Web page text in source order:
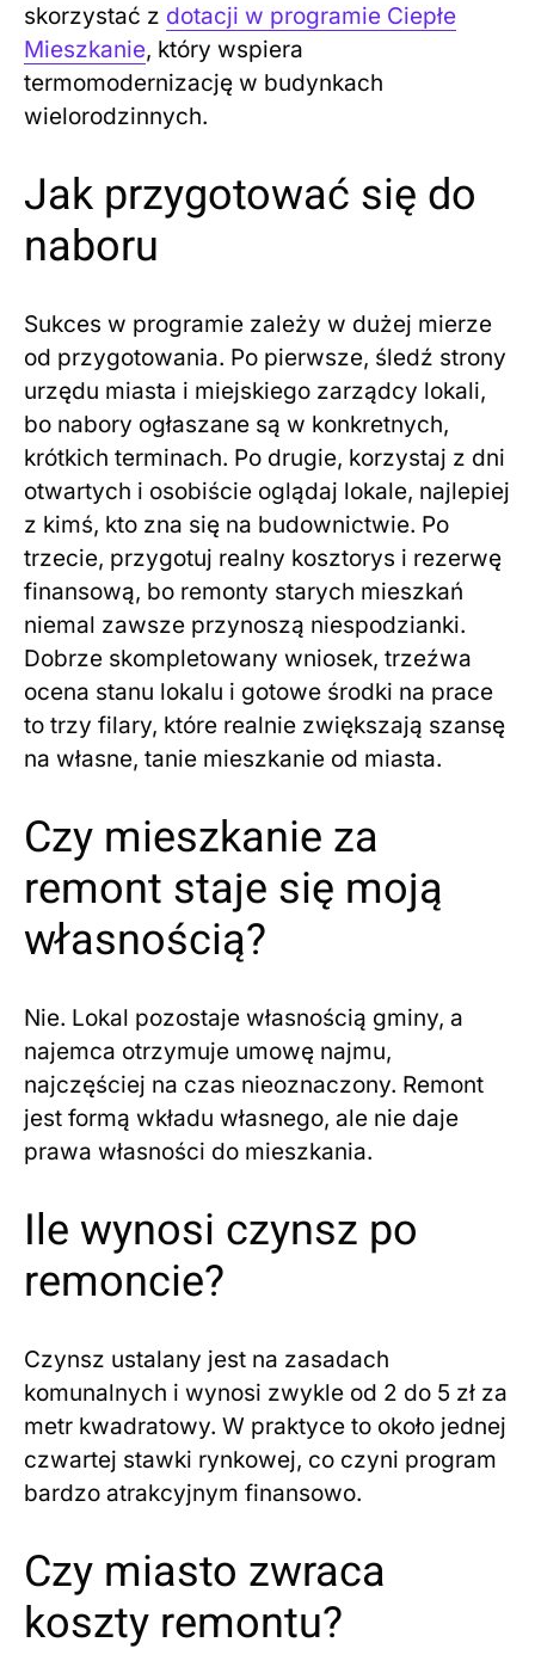
skorzystać z dotacji w programie Ciepłe
Mieszkanie, który wspiera
termomodernizację w budynkach
wielorodzinnych.
Jak przygotować się do
naboru
Sukces w programie zależy w dużej mierze
od przygotowania. Po pierwsze, śledź strony
urzędu miasta i miejskiego zarządcy lokali,
bo nabory ogłaszane są w konkretnych,
krótkich terminach. Po drugie, korzystaj z dni
otwartych i osobiście oglądaj lokale, najlepiej
z kimś, kto zna się na budownictwie. Po
trzecie, przygotuj realny kosztorys i rezerwę
finansową, bo remonty starych mieszkań
niemal zawsze przynoszą niespodzianki.
Dobrze skompletowany wniosek, trzeźwa
ocena stanu lokalu i gotowe środki na prace
to trzy filary, które realnie zwiększają szansę
na własne, tanie mieszkanie od miasta.
Czy mieszkanie za
remont staje się moją
własnością?
Nie. Lokal pozostaje własnością gminy, a
najemca otrzymuje umowę najmu,
najczęściej na czas nieoznaczony. Remont
jest formą wkładu własnego, ale nie daje
prawa własności do mieszkania.
Ile wynosi czynsz po
remoncie?
Czynsz ustalany jest na zasadach
komunalnych i wynosi zwykle od 2 do 5 zł za
metr kwadratowy. W praktyce to około jednej
czwartej stawki rynkowej, co czyni program
bardzo atrakcyjnym finansowo.
Czy miasto zwraca
koszty remontu?